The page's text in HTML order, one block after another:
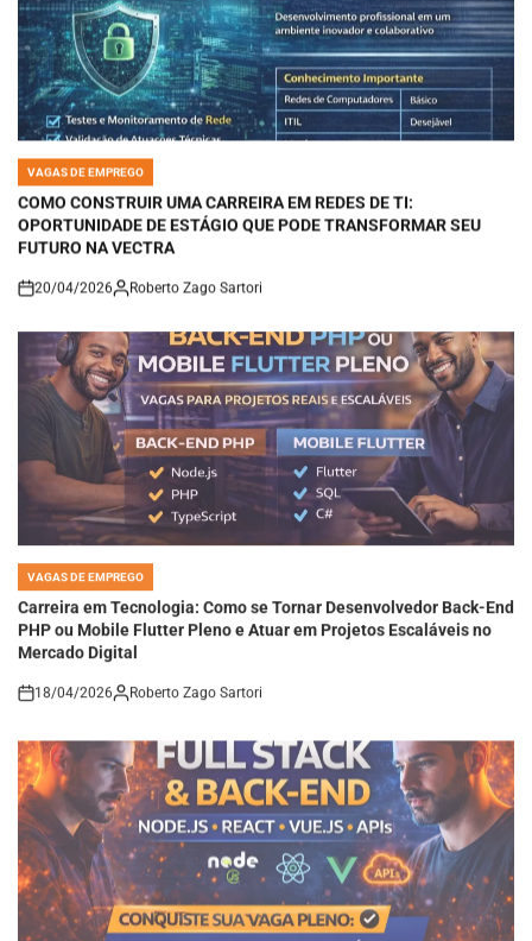
POSTED
IN
VAGAS DE EMPREGO
COMO CONSTRUIR UMA CARREIRA EM REDES DE TI:
OPORTUNIDADE DE ESTÁGIO QUE PODE TRANSFORMAR SEU
FUTURO NA VECTRA
on
POSTED
INCarreira em Tecnologia: Como se Tornar Desenvolvedor Back-End
PHP ou Mobile Flutter Pleno e Atuar em Projetos Escaláveis no
Mercado Digital